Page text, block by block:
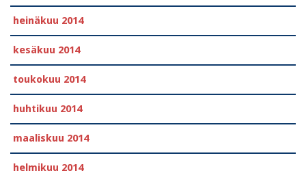
heinäkuu 2014
kesäkuu 2014
toukokuu 2014
huhtikuu 2014
maaliskuu 2014
helmikuu 2014